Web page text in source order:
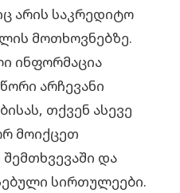
არის საკრედიტო
მოთხოვნებზე.
ინფორმაცია
არჩევანი
თქვენ ასევე
მოიქცეთ
და
სირთულეები.